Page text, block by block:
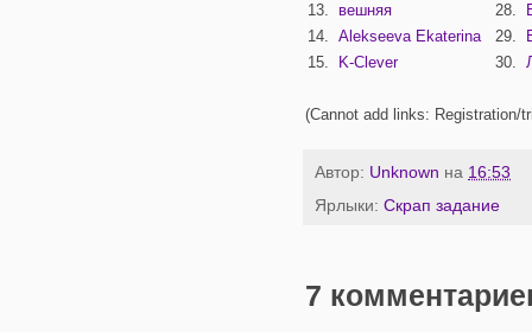
13. вешняя 28.
14. Alekseeva Ekaterina 29.
15.
K-Clever 30.
(Cannot add links: Registration/
Автор: Unknown на 16:53
Ярлыки: Скрап задание
7